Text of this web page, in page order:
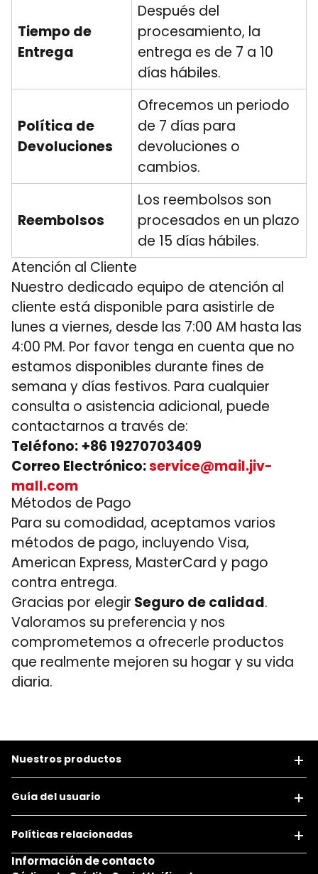
Tiempo de
Entrega
Después del
procesamiento, la
entrega es de 7 a 10
días hábiles.
Política de
Devoluciones
Ofrecemos un periodo
de 7 días para
devoluciones o
cambios.
Reembolsos
Los reembolsos son
procesados en un plazo
de 15 días hábiles.
Atención al Cliente
Nuestro dedicado equipo de atención al
cliente está disponible para asistirle de
lunes a viernes, desde las 7:00 AM hasta las
4:00 PM. Por favor tenga en cuenta que no
estamos disponibles durante fines de
semana y días festivos. Para cualquier
consulta o asistencia adicional, puede
contactarnos a través de:
Teléfono: +86 19270703409
Correo Electrónico:service@mail.jiv-
mall.com
Métodos de Pago
Para su comodidad, aceptamos varios
métodos de pago, incluyendo Visa,
American Express, MasterCard y pago
contra entrega.
Gracias por elegir Seguro de calidad.
Valoramos su preferencia y nos
comprometemos a ofrecerle productos
que realmente mejoren su hogar y su vida
diaria.
Nuestros productos
Guía del usuario
Políticas relacionadas
Información de contacto